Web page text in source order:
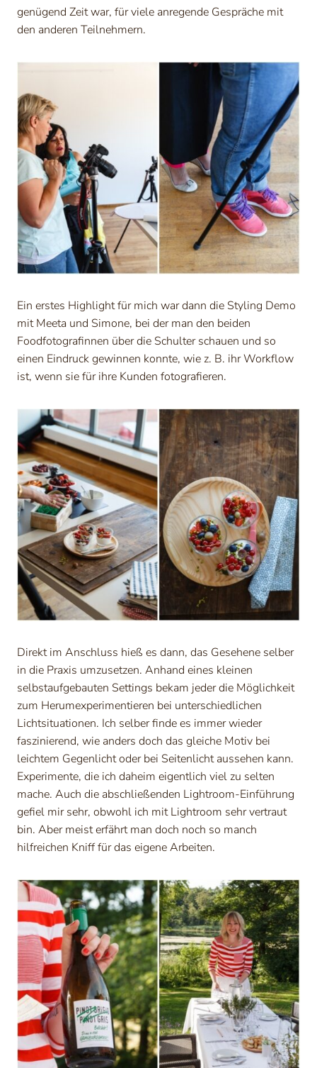
genügend Zeit war, für viele anregende Gespräche mit
den anderen Teilnehmern.
Ein erstes Highlight für mich war dann die Styling Demo
mit Meeta und Simone, bei der man den beiden
Foodfotografinnen über die Schulter schauen und so
einen Eindruck gewinnen konnte, wie z. B. ihr Workflow
ist, wenn sie für ihre Kunden fotografieren.
Direkt im Anschluss hieß es dann, das Gesehene selber
in die Praxis umzusetzen. Anhand eines kleinen
selbstaufgebauten Settings bekam jeder die Möglichkeit
zum Herumexperimentieren bei unterschiedlichen
Lichtsituationen. Ich selber finde es immer wieder
faszinierend, wie anders doch das gleiche Motiv bei
leichtem Gegenlicht oder bei Seitenlicht aussehen kann.
Experimente, die ich daheim eigentlich viel zu selten
mache. Auch die abschließenden Lightroom-Einführung
gefiel mir sehr, obwohl ich mit Lightroom sehr vertraut
bin. Aber meist erfährt man doch noch so manch
hilfreichen Kniff für das eigene Arbeiten.